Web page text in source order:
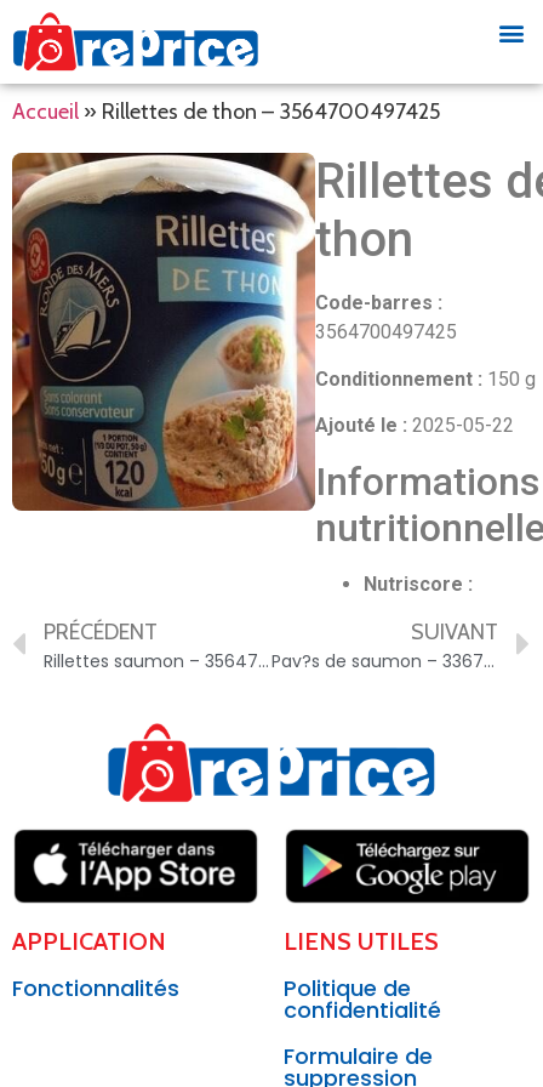
Accueil » Rillettes de thon – 3564700497425
Rillettes
thon
Code-barres :
3564700497425
Conditionnement : 150 g
Ajouté le : 2025-05-22
Informations
Nutriscore :
PRÉCÉDENT
Rillettes saumon – 3564700497463
SUIVANT
Pav?s de saumon – 3367872121446
APPLICATION
Fonctionnalités
LIENS UTILES
Politique de
confidentialité
Formulaire de
suppression